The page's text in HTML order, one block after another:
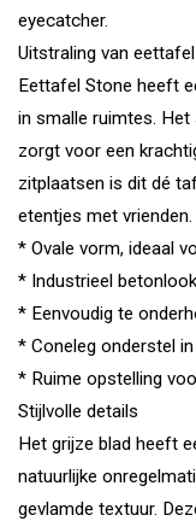
eyecatcher.
Uitstraling van
Eettafel Stone heeft
in smalle ruimtes.
zorgt voor een
zitplaatsen is dit dé
etentjes met vrienden.
* Ovale vorm, ideaal
* Industrieel
* Eenvoudig te
* Coneleg onderstel
* Ruime opstelling
Stijlvolle details
Het grijze blad heeft
natuurlijke
gevlamde textuur.